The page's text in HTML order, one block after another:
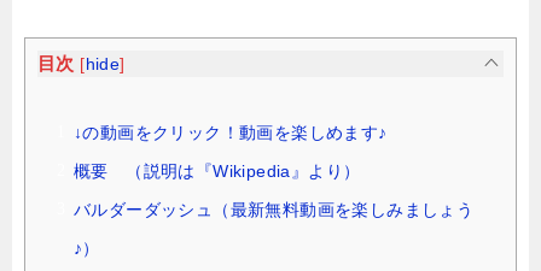
目次 [ hide]
↓の動画をクリック！動画を楽しめます♪
概要 （説明は『Wikipedia』より）
バルダーダッシュ（最新無料動画を楽しみましょう
♪）